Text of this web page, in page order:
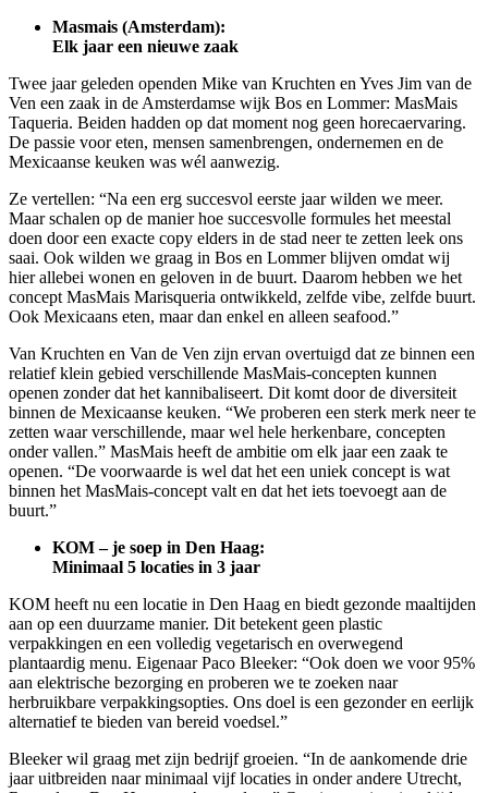
Masmais (Amsterdam):
Elk jaar een nieuwe zaak
Twee jaar geleden openden Mike van Kruchten en Yves Jim van de
Ven een zaak in de Amsterdamse wijk Bos en Lommer: MasMais
Taqueria. Beiden hadden op dat moment nog geen horecaervaring.
De passie voor eten, mensen samenbrengen, ondernemen en de
Mexicaanse keuken was wél aanwezig.
Ze vertellen: “Na een erg succesvol eerste jaar wilden we meer.
Maar schalen op de manier hoe succesvolle formules het meestal
doen door een exacte copy elders in de stad neer te zetten leek ons
saai. Ook wilden we graag in Bos en Lommer blijven omdat wij
hier allebei wonen en geloven in de buurt. Daarom hebben we het
concept MasMais Marisqueria ontwikkeld, zelfde vibe, zelfde buurt.
Ook Mexicaans eten, maar dan enkel en alleen seafood.”
Van Kruchten en Van de Ven zijn ervan overtuigd dat ze binnen een
relatief klein gebied verschillende MasMais-concepten kunnen
openen zonder dat het kannibaliseert. Dit komt door de diversiteit
binnen de Mexicaanse keuken. “We proberen een sterk merk neer te
zetten waar verschillende, maar wel hele herkenbare, concepten
onder vallen.” MasMais heeft de ambitie om elk jaar een zaak te
openen. “De voorwaarde is wel dat het een uniek concept is wat
binnen het MasMais-concept valt en dat het iets toevoegt aan de
buurt.”
KOM – je soep in Den Haag:
Minimaal 5 locaties in 3 jaar
KOM heeft nu een locatie in Den Haag en biedt gezonde maaltijden
aan op een duurzame manier. Dit betekent geen plastic
verpakkingen en een volledig vegetarisch en overwegend
plantaardig menu. Eigenaar Paco Bleeker: “Ook doen we voor 95%
aan elektrische bezorging en proberen we te zoeken naar
herbruikbare verpakkingsopties. Ons doel is een gezonder en eerlijk
alternatief te bieden van bereid voedsel.”
Bleeker wil graag met zijn bedrijf groeien. “In de aankomende drie
jaar uitbreiden naar minimaal vijf locaties in onder andere Utrecht,